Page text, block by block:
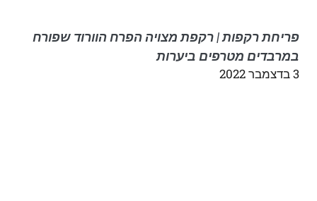
פריחת רקפות | רקפת מצויה הפרח הוורוד שפורח
במרבדים מטרפים ביערות
3 בדצמבר 2022